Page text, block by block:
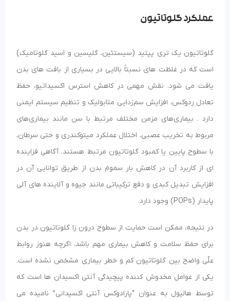
عملکرد گلوتاتیون
گلوتاتیون یک تری پپتید (سیستئین، گلیسین و اسید گلوتامیک)
است که در غلظت های نسبتاً بالایی در بسیاری از بافت های بدن
یافت می شود. نقش مهمی در کاهش استرس اکسیداتیو، حفظ
تعادل ردوکس، افزایش سم‌زدایی متابولیک و تنظیم سیستم ایمنی
دارد . بیماری‌های مزمن مختلف مرتبط با سن مانند بیماری‌های
مربوط به تخریب عصبی، اختلال عملکرد میتوکندری و حتی سرطان،
با سطوح پایین یا کمبود گلوتاتیون مرتبط هستند. آگاهی فزاینده
ای از کاربرد آن در کاهش بار سموم بدن از طریق توانایی آن در
افزایش تبدیل کبدی و دفع ترکیباتی مانند جیوه و آلاینده های آلی
پایدار (POPs) وجود دارد.
در نتیجه، ممکن است حمایت از سطوح درون زا گلوتاتیون در بدن
برای حفظ سلامت و کاهش بیماری مهم باشد، اگرچه هنوز روابط
علّی واضح بین گلوتاتیون کم و خطر بیماری مشخص نشده است.
یکی از عوامل مخدوش کننده پیچیدگی آنتی اکسیدان ها است که
توسط هالیول به عنوان “پارادوکس آنتی اکسیدانی” نامیده می